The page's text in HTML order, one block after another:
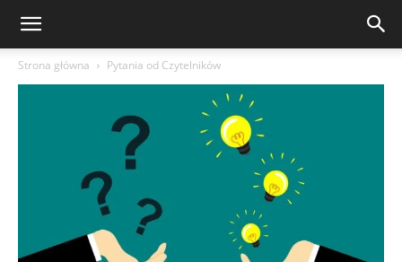
Strona główna Pytania od Czytelników